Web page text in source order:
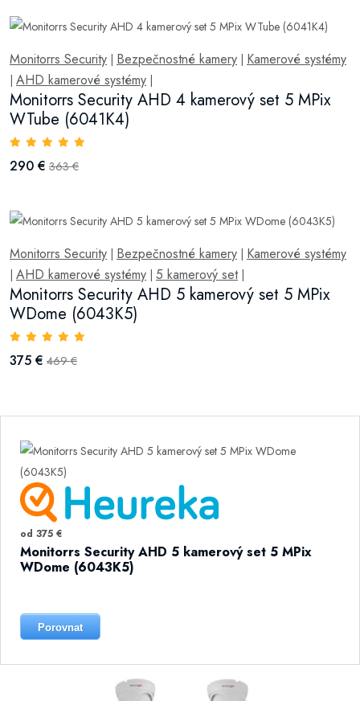
Monitorrs Security Bezpečnostné kamery Kamerové systémy
AHD kamerové systémy
Monitorrs Security AHD 4 kamerový set 5 MPix
WTube (6041K4)
290 € 363 €
Monitorrs Security Bezpečnostné kamery Kamerové systémy
AHD kamerové systémy 5 kamerový set|
Monitorrs Security AHD 5 kamerový set 5 MPix
WDome (6043K5)
375 € 469 €
od 375 €
Monitorrs Security AHD 5 kamerový set 5 MPix
WDome (6043K5)
Porovnat